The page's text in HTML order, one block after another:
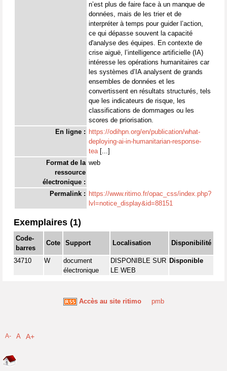
n’est plus de faire face à un manque de
données, mais de les trier et de
interpréter à temps pour guider l’action,
ce qui dépasse souvent la capacité
d'analyse des équipes. En contexte de
crise aiguë, l’intelligence artificielle (IA)
intéresse les opérations humanitaires car
les systèmes d’IA analysent de grands
ensembles de données et les
convertissent en résultats structurés, tels
que les indicateurs de risque, les
classifications de dommages ou les
scores de priorisation.
En ligne : https://odihpn.org/en/publication/what-
deploying-ai-in-humanitarian-response-
tea[...]
Format de la
ressource
électronique :
web
Permalink : https://www.ritimo.fr/opac_css/index.php?
lvl=notice_display&id=88151
Exemplaires (1)
Code-
barres
Cote Support Localisation Disponibilité
34710 W
document
électronique
DISPONIBLE SUR
LE WEB
Disponible
Accès au site ritimo pmb
A- A A+